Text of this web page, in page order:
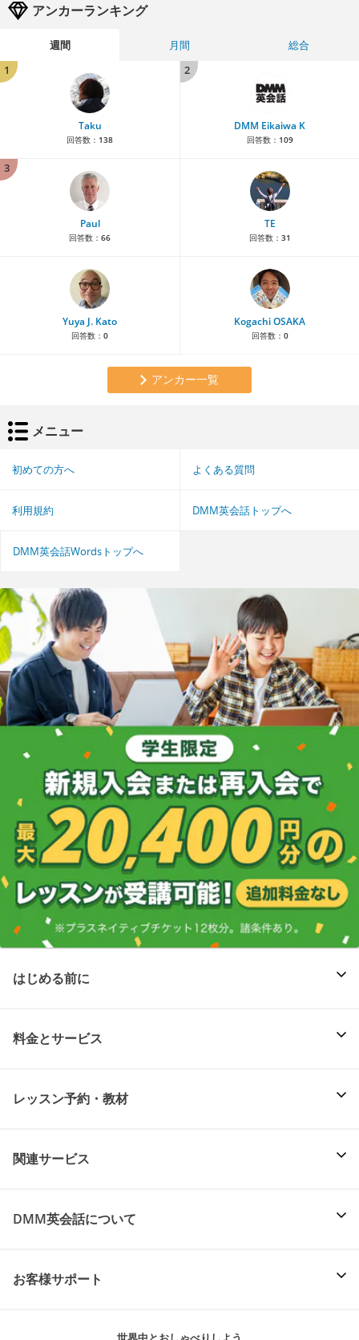
アンカーランキング
週間 月間
総合
1
Taku
回答数： 138
2
DMM Eikaiwa K
回答数： 109
3
Paul
回答数： 66
TE
回答数： 31
Yuya J. Kato
回答数： 0
Kogachi OSAKA
回答数： 0
アンカー一覧
メニュー
初めての方へ よくある質問
利用規約 DMM英会話トップへ
DMM英会話Wordsトップへ
はじめる前に
料金とサービス
レッスン予約・教材
関連サービス
DMM英会話について
お客様サポート